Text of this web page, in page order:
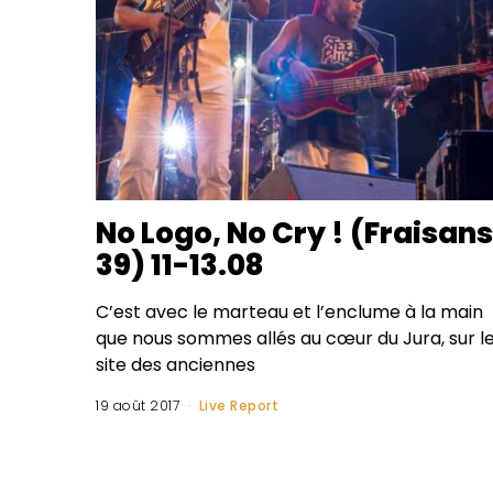
No Logo, No Cry !
39) 11-13.08
C’est avec le marteau et l’enclume à la main
que nous sommes allés au cœur du Jura, sur
site des anciennes
19 août 2017 Live Report